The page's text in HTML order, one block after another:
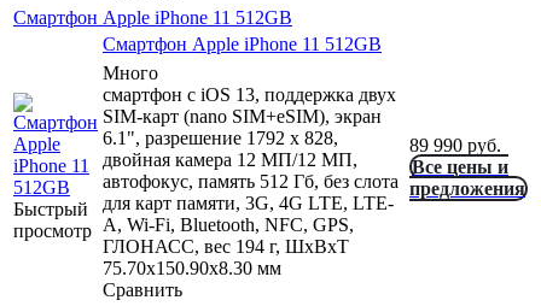
Смартфон Apple iPhone 11 512GB
Быстрый
просмотр
Смартфон Apple iPhone 11 512GB
Много
смартфон с iOS 13, поддержка двух
SIM-карт (nano SIM+eSIM), экран
6.1", разрешение 1792 x 828,
двойная камера 12 МП/12 МП,
автофокус, память 512 Гб, без слота
для карт памяти, 3G, 4G LTE, LTE-
A, Wi-Fi, Bluetooth, NFC, GPS,
ГЛОНАСС, вес 194 г, ШxВxТ
75.70x150.90x8.30 мм
Сравнить
89 990 руб.
Все цены и
предложения